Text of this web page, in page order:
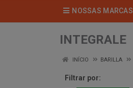
NOSSAS MARCAS
INTEGRALE
INÍCIO BARILLA
Filtrar por: